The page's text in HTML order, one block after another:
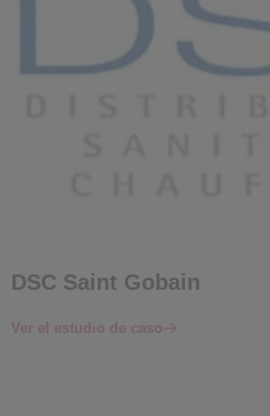
DSC Saint Gobain
Ver el estudio de caso